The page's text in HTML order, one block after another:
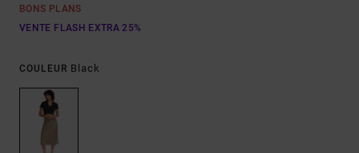
BONS PLANS
VENTE FLASH EXTRA 25%
COULEUR Black